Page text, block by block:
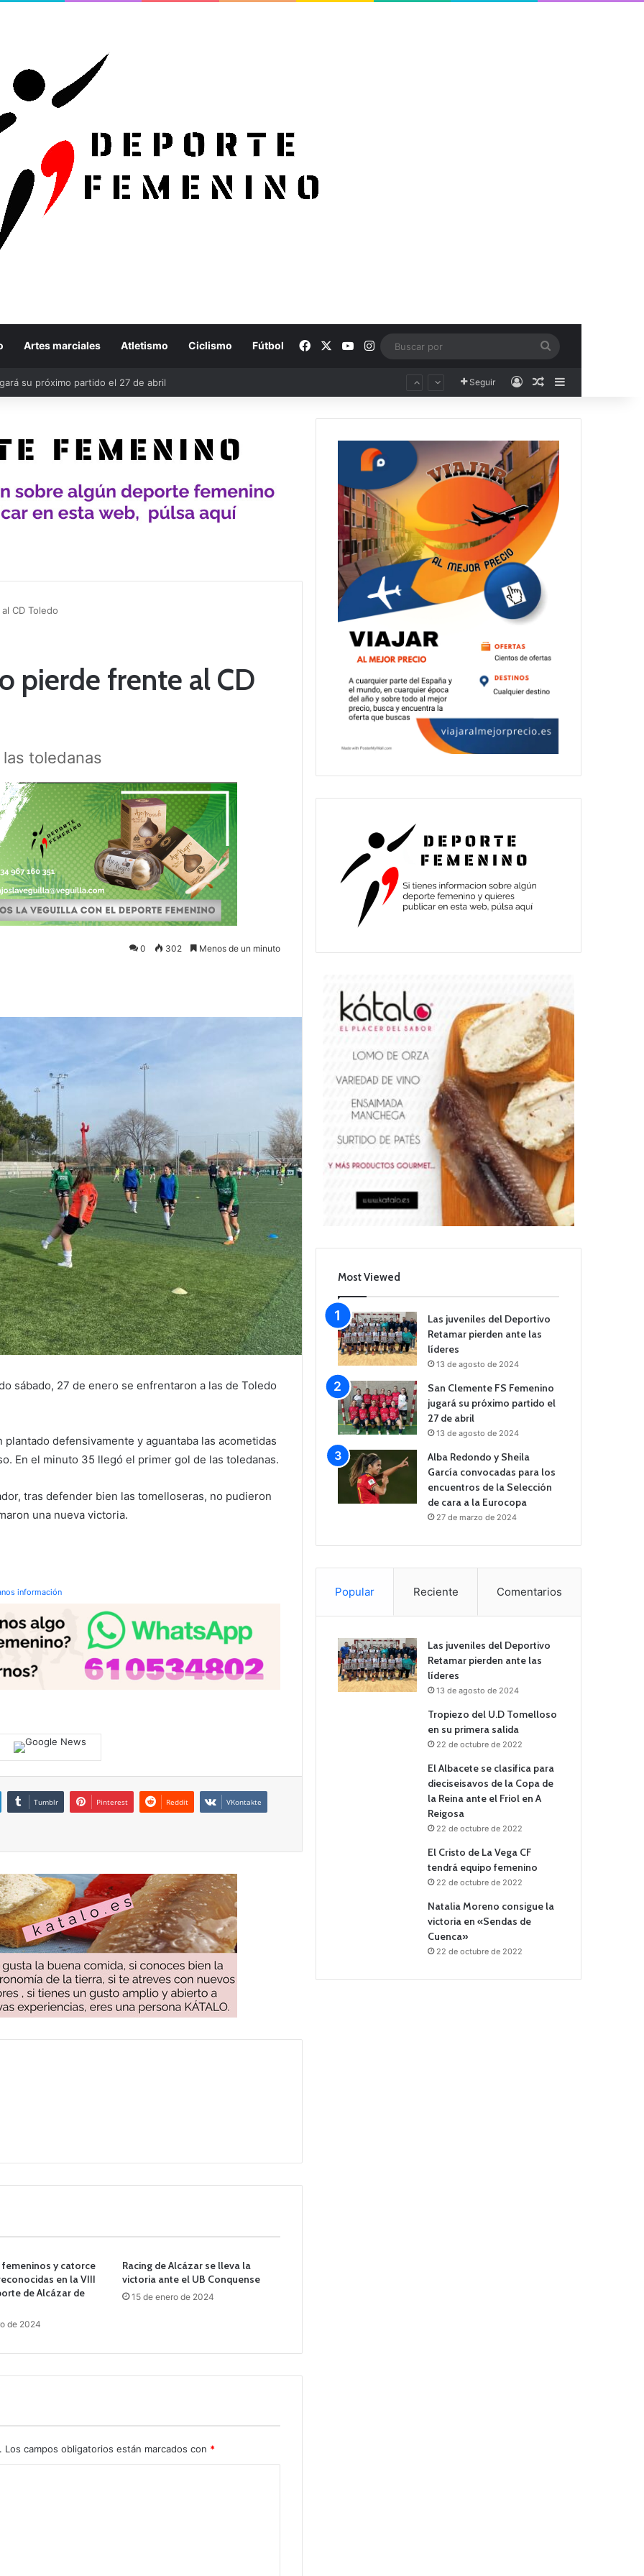
Artes marciales Atletismo Ciclismo Fútbol Facebook YouTubeInstagram
su próximo partido el 27 de abril Seguir AccesoPublicación al
CD Toledo
pierde frente al CD
toledanas
0 302 Menos de un minuto
sábado, 27 de enero se enfrentaron a las de Toledo
defensivamente y aguantaba las acometidas
En el minuto 35 llegó el primer gol de las toledanas.
tras defender bien las tomelloseras, no pudieron
una nueva victoria.
información
Tumblr Pinterest Reddit VKontakte
y catorce
en la VIII
de Alcázar de
de 2024
Racing de Alcázar se lleva la
victoria ante el UB Conquense
15 de enero de 2024
Los campos obligatorios están marcados con *
Most Viewed
Las juveniles del Deportivo
Retamar pierden ante las
líderes
13 de agosto de 2024
San Clemente FS Femenino
jugará su próximo partido el
27 de abril
13 de agosto de 2024
Alba Redondo y Sheila
García convocadas para los
encuentros de la Selección
de cara a la Eurocopa
27 de marzo de 2024
Popular Reciente Comentarios
Las juveniles del Deportivo
Retamar pierden ante las
líderes
13 de agosto de 2024
Tropiezo del U.D Tomelloso
en su primera salida
22 de octubre de 2022
El Albacete se clasifica para
dieciseisavos de la Copa de
la Reina ante el Friol en A
Reigosa
22 de octubre de 2022
El Cristo de La Vega CF
tendrá equipo femenino
22 de octubre de 2022
Natalia Moreno consigue la
victoria en «Sendas de
Cuenca»
22 de octubre de 2022